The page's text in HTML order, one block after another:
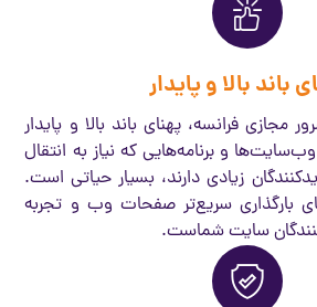
باند بالا و پایدار
مجازی فرانسه، پهنای باند بالا و پایدار
و برنامه‌هایی که نیاز به انتقال
زیادی دارند، بسیار حیاتی است.
بارگذاری سریع‌تر صفحات وب و تجربه
سایت شماست.